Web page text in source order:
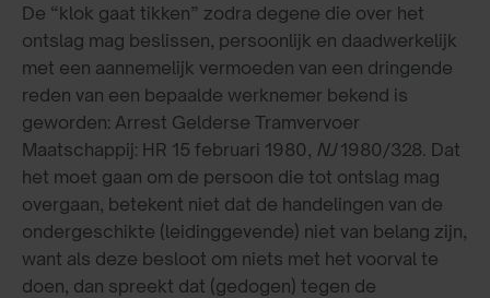
De “klok gaat tikken” zodra degene die over het
ontslag mag beslissen, persoonlijk en daadwerkelijk
met een aannemelijk vermoeden van een dringende
reden van een bepaalde werknemer bekend is
geworden: Arrest Gelderse Tramvervoer
Maatschappij: HR 15 februari 1980, NJ1980/328. Dat
het moet gaan om de persoon die tot ontslag mag
overgaan, betekent niet dat de handelingen van de
ondergeschikte (leidinggevende) niet van belang zijn,
want als deze besloot om niets met het voorval te
doen, dan spreekt dat (gedogen) tegen de